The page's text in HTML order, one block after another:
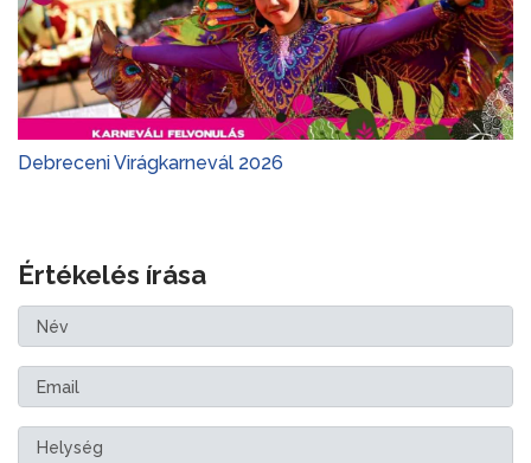
Debreceni Virágkarnevál 2026
Értékelés írása